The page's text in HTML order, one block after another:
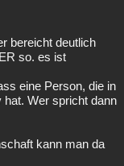
bereicht deutlich
so. es ist
eine Person, die in
Wer spricht dann
kann man da